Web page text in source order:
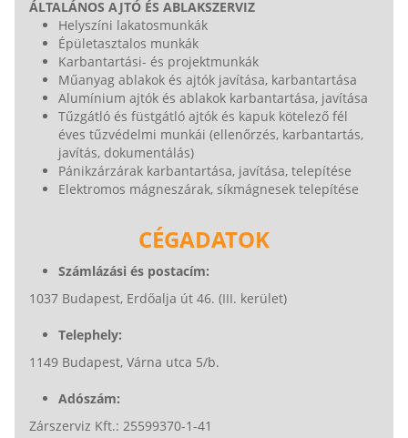
ÁLTALÁNOS AJTÓ ÉS ABLAKSZERVIZ
Helyszíni lakatosmunkák
Épületasztalos munkák
Karbantartási- és projektmunkák
Műanyag ablakok és ajtók javítása, karbantartása
Alumínium ajtók és ablakok karbantartása, javítása
Tűzgátló és füstgátló ajtók és kapuk kötelező fél
éves tűzvédelmi munkái (ellenőrzés, karbantartás,
javítás, dokumentálás)
Pánikzárzárak karbantartása, javítása, telepítése
Elektromos mágneszárak, síkmágnesek telepítése
CÉGADATOK
Számlázási és postacím:
1037 Budapest, Erdőalja út 46. (III. kerület)
Telephely:
1149 Budapest, Várna utca 5/b.
Adószám:
Zárszerviz Kft.: 25599370-1-41